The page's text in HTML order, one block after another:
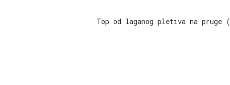
Top od laganog pletiva na pruge